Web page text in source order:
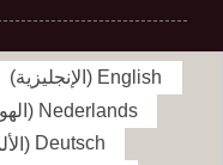
English
(الإنجليزية)
Nederlands
(
Deutsch
(